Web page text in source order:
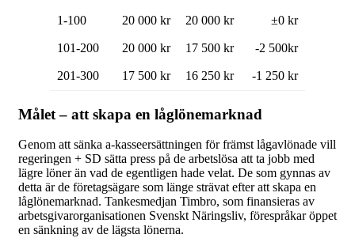
1-100 20 000 kr 20 000 kr ±0 kr
101-200 20 000 kr 17 500 kr -2 500kr
201-300 17 500 kr 16 250 kr -1 250 kr
Målet – att skapa en låglönemarknad
Genom att sänka a-kasseersättningen för främst lågavlönade vill
regeringen + SD sätta press på de arbetslösa att ta jobb med
lägre löner än vad de egentligen hade velat. De som gynnas av
detta är de företagsägare som länge strävat efter att skapa en
låglönemarknad. Tankesmedjan Timbro, som finansieras av
arbetsgivarorganisationen Svenskt Näringsliv, förespråkar öppet
en sänkning av de lägsta lönerna.